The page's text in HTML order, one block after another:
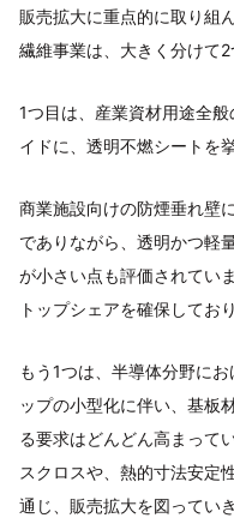
販売拡大に重点的に取り組
繊維事業は、大きく分けて2
1つ目は、産業資材用途全
イドに、透明不燃シートを
商業施設向けの防煙垂れ壁
でありながら、透明かつ軽
が小さい点も評価されてい
トップシェアを確保してお
もう1つは、半導体分野に
ップの小型化に伴い、基板
る要求はどんどん高まって
スクロスや、熱的寸法安定
通じ、販売拡大を図ってい